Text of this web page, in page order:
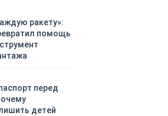
ракету»:
помощь
перед
детей